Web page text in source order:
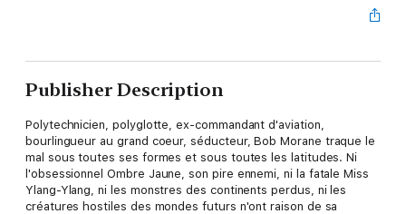
Publisher Description
Polytechnicien, polyglotte, ex-commandant d'aviation,
bourlingueur au grand coeur, séducteur, Bob Morane traque le
mal sous toutes ses formes et sous toutes les latitudes. Ni
l'obsessionnel Ombre Jaune, son pire ennemi, ni la fatale Miss
Ylang-Ylang, ni les monstres des continents perdus, ni les
créatures hostiles des mondes futurs n'ont raison de sa